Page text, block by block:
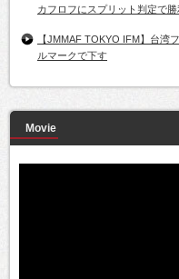
カフロフにスプリット判定で勝
【JMMAF TOKYO IFM】台湾
ルマークで下す
Movie